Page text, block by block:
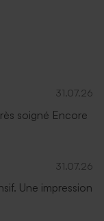
31.07.26
soigné Encore
31.07.26
Une impression